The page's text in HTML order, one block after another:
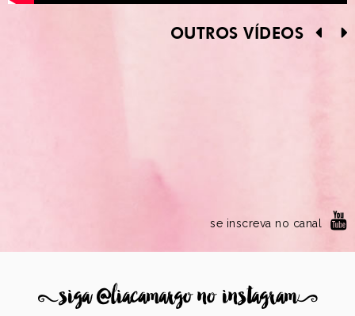
OUTROS VÍDEOS
se inscreva no canal
8siga @liacamargo no instagram9